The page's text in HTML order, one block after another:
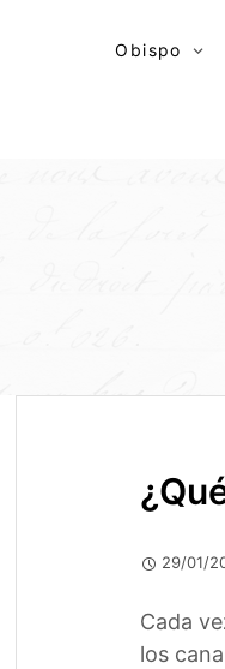
Obispo
29/01/
Cada
los